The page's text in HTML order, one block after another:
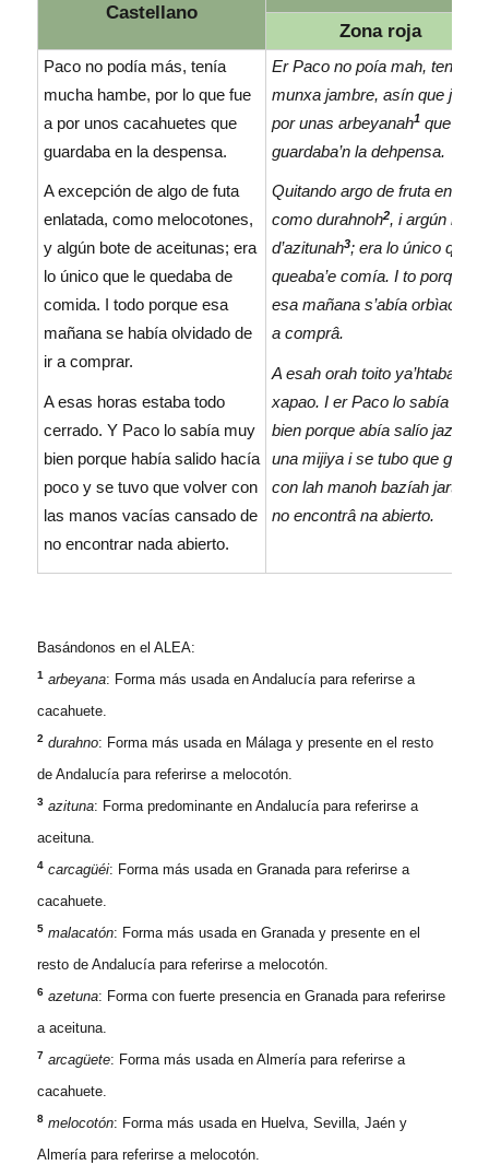
Castellano
Zona roja
Paco no podía más, tenía
mucha hambe, por lo que fue
a por unos cacahuetes que
guardaba en la despensa.
A excepción de algo de futa
enlatada, como melocotones,
y algún bote de aceitunas; era
lo único que le quedaba de
comida. I todo porque esa
mañana se había olvidado de
ir a comprar.
A esas horas estaba todo
cerrado. Y Paco lo sabía muy
bien porque había salido hacía
poco y se tuvo que volver con
las manos vacías cansado de
no encontrar nada abierto.
Er Paco no poía mah, tenía
munxa jambre, asín que jue
por unas arbeyanah1 que
guardaba’n la dehpensa.
Quitando argo de fruta enlatá,
como durahnoh2, i argún bote
d’azitunah3; era lo único que le
queaba’e comía. I to porque
esa mañana s’abía orbìao de î
a comprâ.
A esah orah toito ya’htaba
xapao. I er Paco lo sabía mu
bien porque abía salío jazía
una mijiya i se tubo que gorbê
con lah manoh bazíah jartito’e
no encontrâ na abierto.
Basándonos en el ALEA:
1 arbeyana: Forma más usada en Andalucía para referirse a
cacahuete.
2 durahno: Forma más usada en Málaga y presente en el resto
de Andalucía para referirse a melocotón.
3 azituna: Forma predominante en Andalucía para referirse a
aceituna.
4 carcagüéi: Forma más usada en Granada para referirse a
cacahuete.
5 malacatón: Forma más usada en Granada y presente en el
resto de Andalucía para referirse a melocotón.
6 azetuna: Forma con fuerte presencia en Granada para referirse
a aceituna.
7 arcagüete: Forma más usada en Almería para referirse a
cacahuete.
8 melocotón: Forma más usada en Huelva, Sevilla, Jaén y
Almería para referirse a melocotón.